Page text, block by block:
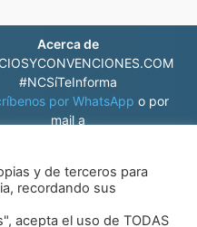
Acerca de
#NCSíTeInforma
por WhatsAppo por
mail a
y de terceros para
recordando sus
acepta el uso de TODAS